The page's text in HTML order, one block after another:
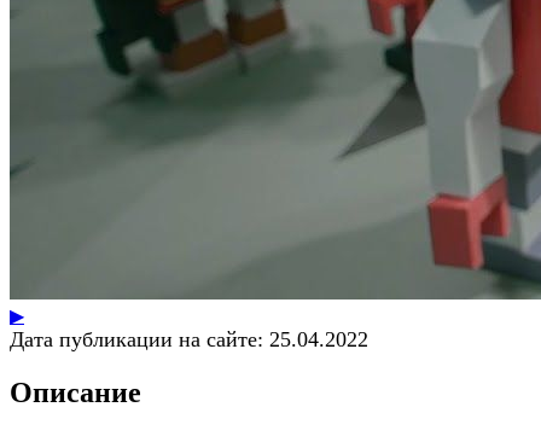
▶
Дата публикации на сайте: 25.04.2022
Описание